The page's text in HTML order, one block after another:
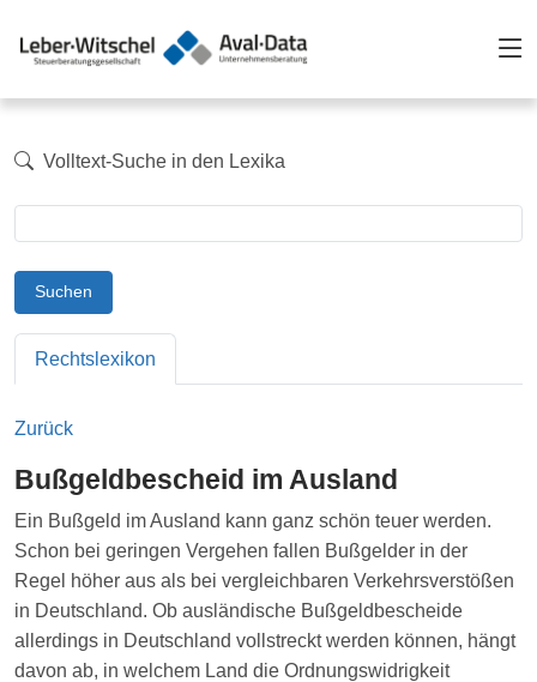
Volltext-Suche in den Lexika
Suchen
Rechtslexikon
Zurück
Bußgeldbescheid im Ausland
Ein Bußgeld im Ausland kann ganz schön teuer werden.
Schon bei geringen Vergehen fallen Bußgelder in der
Regel höher aus als bei vergleichbaren Verkehrsverstößen
in Deutschland. Ob ausländische Bußgeldbescheide
allerdings in Deutschland vollstreckt werden können, hängt
davon ab, in welchem Land die Ordnungswidrigkeit